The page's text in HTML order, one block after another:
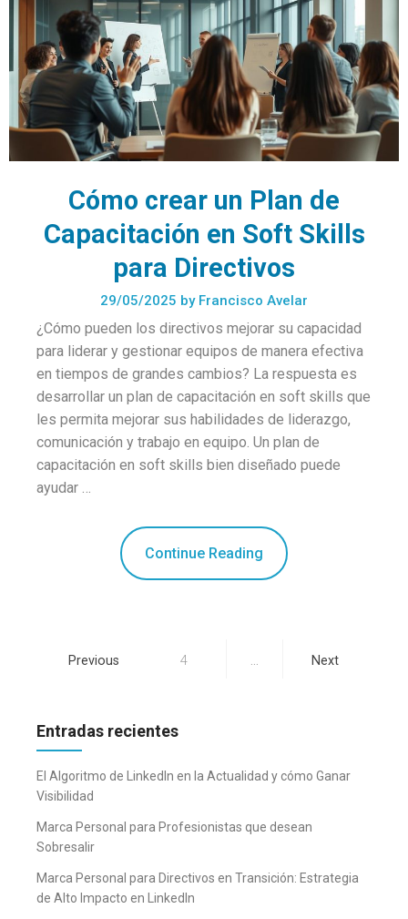
Cómo crear un Plan de
Capacitación en Soft Skills
para Directivos
29/05/2025 byFrancisco Avelar
¿Cómo pueden los directivos mejorar su capacidad
para liderar y gestionar equipos de manera efectiva
en tiempos de grandes cambios? La respuesta es
desarrollar un plan de capacitación en soft skills que
les permita mejorar sus habilidades de liderazgo,
comunicación y trabajo en equipo. Un plan de
capacitación en soft skills bien diseñado puede
ayudar …
Continue Reading
Paginación
entradas
Previous 4 … Next
Entradas recientes
El Algoritmo de LinkedIn en la Actualidad y cómo Ganar
Visibilidad
Marca Personal para Profesionistas que desean
Sobresalir
Marca Personal para Directivos en Transición: Estrategia
de Alto Impacto en LinkedIn